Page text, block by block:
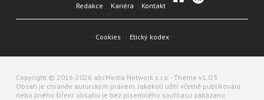
Redakce Kariéra Kontakt
Cookies Etický kodex
Copyright © 2016-2026 abcMedia Network s.r.o. - Theme v1.0.5
Obsah je chráněn autorským právem. Jakékoli užití včetně publikování
nebo jiného šíření obsahu je bez písemného souhlasu zakázano.